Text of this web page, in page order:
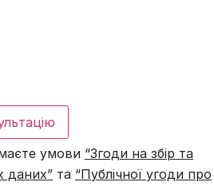
умови “Згоди на збір та
даних” та “Публічної угоди про